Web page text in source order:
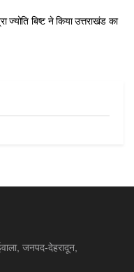
ज्योति बिष्ट ने किया उत्तराखंड का
जनपद-देहरादून,